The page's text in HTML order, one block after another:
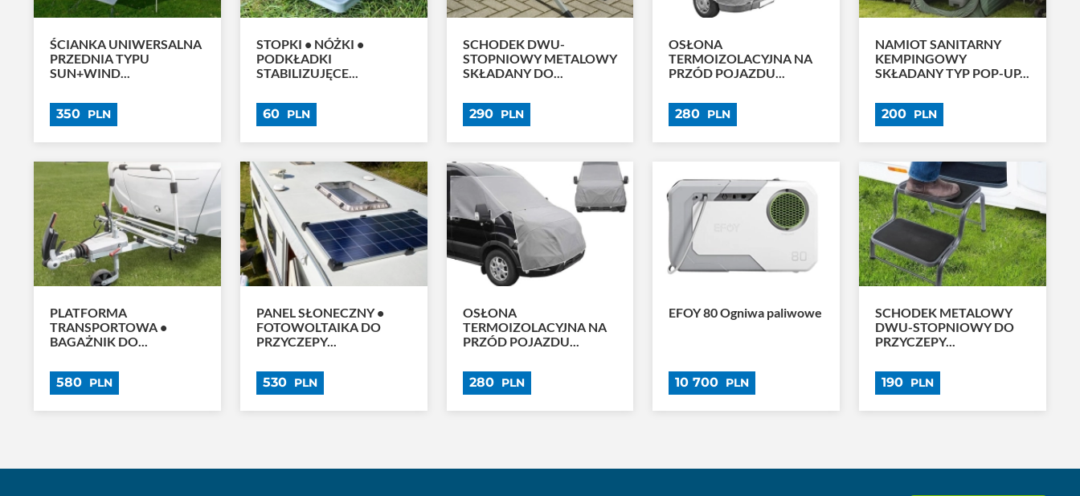
ŚCIANKA UNIWERSALNA
PRZEDNIA TYPU
SUN+WIND...
350 PLN
STOPKI • NÓŻKI •
PODKŁADKI
STABILIZUJĘCE...
60 PLN
SCHODEK DWU-
STOPNIOWY METALOWY
SKŁADANY DO...
290 PLN
OSŁONA
TERMOIZOLACYJNA NA
PRZÓD POJAZDU...
280 PLN
NAMIOT SANITARNY
KEMPINGOWY
SKŁADANY TYP POP-UP...
200 PLN
PLATFORMA
TRANSPORTOWA •
BAGAŻNIK DO...
580 PLN
PANEL SŁONECZNY •
FOTOWOLTAIKA DO
PRZYCZEPY...
530 PLN
OSŁONA
TERMOIZOLACYJNA NA
PRZÓD POJAZDU...
280 PLN
EFOY 80 Ogniwa paliwowe
10 700 PLN
SCHODEK METALOWY
DWU-STOPNIOWY DO
PRZYCZEPY...
190 PLN